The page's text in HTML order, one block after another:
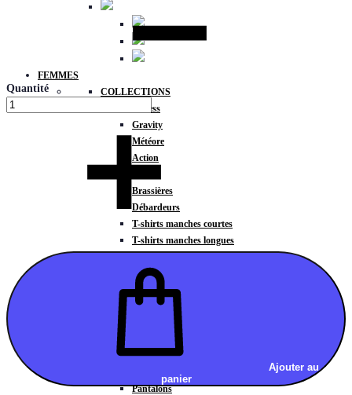
FEMMES
COLLECTIONS
Fitness
Gravity
Météore
Action
Brassières
Débardeurs
T-shirts manches courtes
T-shirts manches longues
Sweats à capuche
Sweats à capuche zippé
Vestes
BAS
Shorts
Pantalons
Quantité
Ajouter au
panier